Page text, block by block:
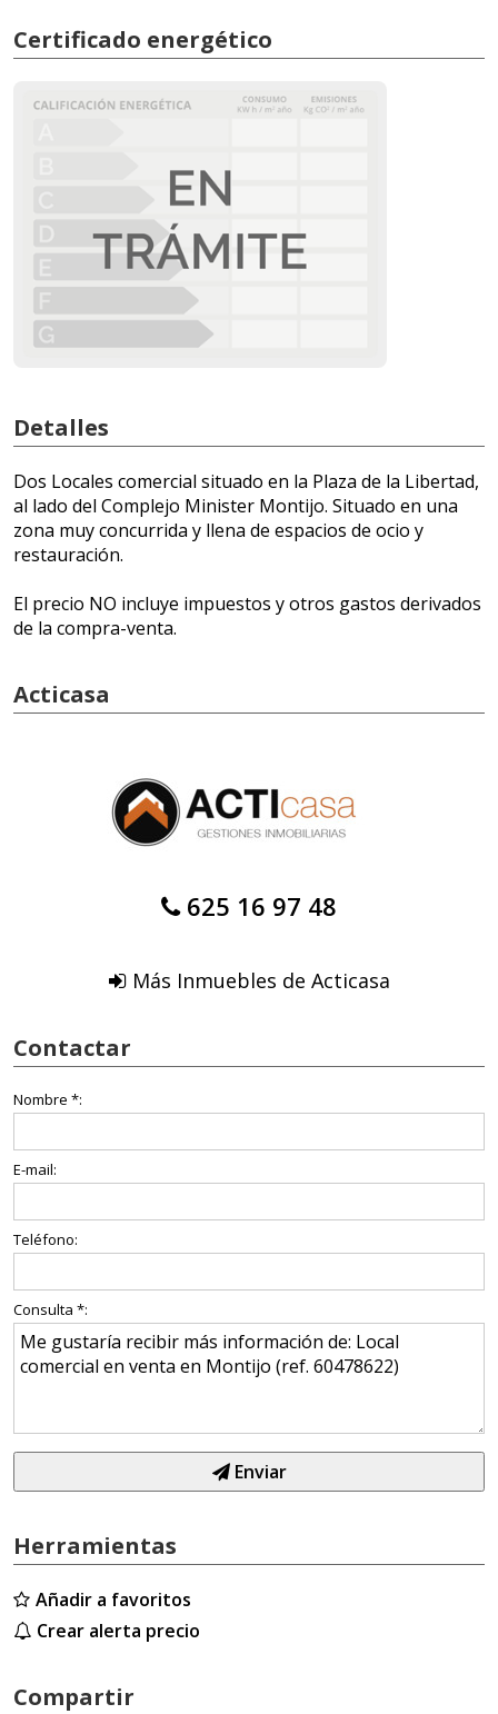
Certificado energético
Detalles
Dos Locales comercial situado en la Plaza de la Libertad,
al lado del Complejo Minister Montijo. Situado en una
zona muy concurrida y llena de espacios de ocio y
restauración.
El precio NO incluye impuestos y otros gastos derivados
de la compra-venta.
Acticasa
625 16 97 48
Más Inmuebles de Acticasa
Contactar
Nombre *:
E-mail:
Teléfono:
Consulta *:
Enviar
Herramientas
Añadir a favoritos
Crear alerta precio
Compartir